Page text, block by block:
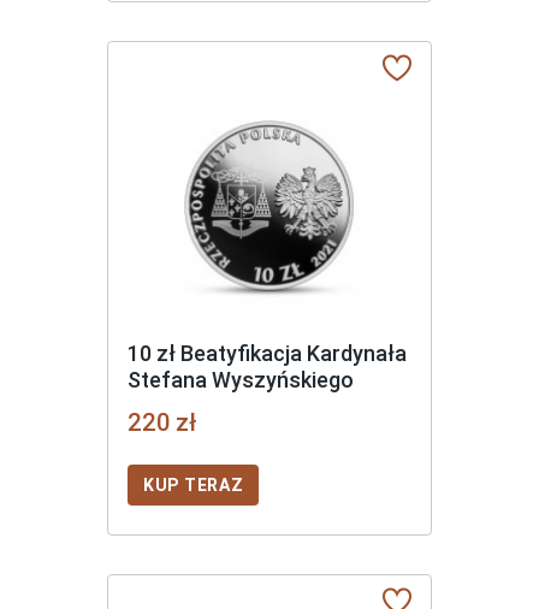
10 zł Beatyfikacja Kardynała
Stefana Wyszyńskiego
220 zł
KUP TERAZ